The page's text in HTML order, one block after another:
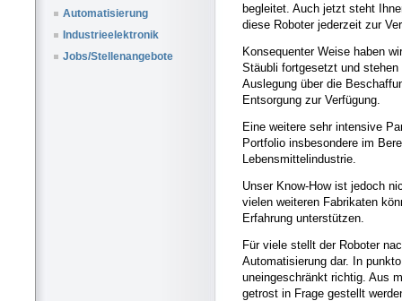
Automatisierung
Industrieelektronik
Jobs/Stellenangebote
begleitet. Auch jetzt steht
diese Roboter jederzeit zur
Konsequenter Weise haben
Stäubli fortgesetzt und
Auslegung über die
Entsorgung zur Verfügung.
Eine weitere sehr intensive
Portfolio insbesondere im
Lebensmittelindustrie.
Unser Know-How ist jedoch
vielen weiteren Fabrikaten
Erfahrung unterstützen.
Für viele stellt der Roboter
Automatisierung dar. In
uneingeschränkt richtig. Aus
getrost in Frage gestellt